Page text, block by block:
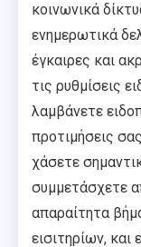
κοινωνικά
ενημερωτικά
έγκαιρες και
τις ρυθμίσεις
λαμβάνετε
προτιμήσεις
χάσετε
συμμετάσχετε
απαραίτητα
εισιτηρίων, και